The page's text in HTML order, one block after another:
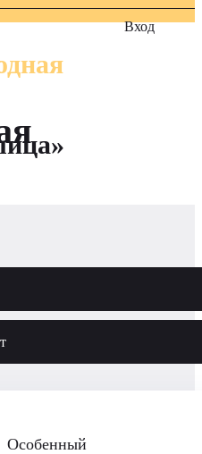
Вход
Особенный